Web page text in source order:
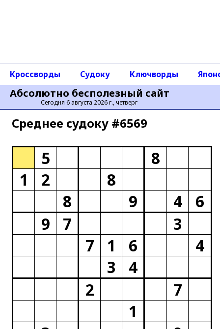
Абсолютно бесполезный сайт
Сегодня 6 августа 2026 г., четверг
Кроссворды Судоку Ключворды
Среднее cудоку #6569
5
8
1
2
8
8
9 4
6
9
7
3
7
1 6
4
3
4
2
7
1